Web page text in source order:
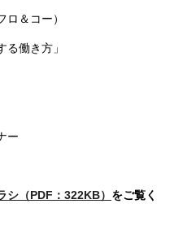
＆コー）
働き方」
ー
シ（PDF：322KB） をご覧く